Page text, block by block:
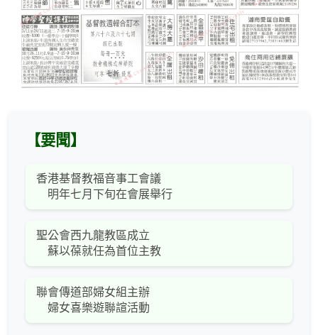
【要聞】
香港基督教福音事工會議
明年七月下旬在會展舉行
聖公會西九龍教區成立
蘇以葆就任為首位主教
聯會傳道部婦女組主辦
婦女喜樂遊聯諠活動